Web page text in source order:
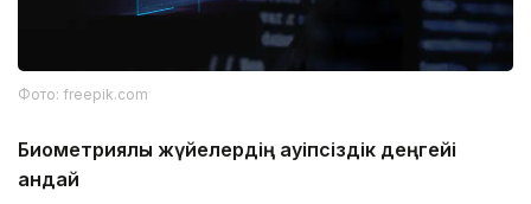
Фото: freepik.com
Биометриялық жүйелердің қауіпсіздік деңгейі
қандай